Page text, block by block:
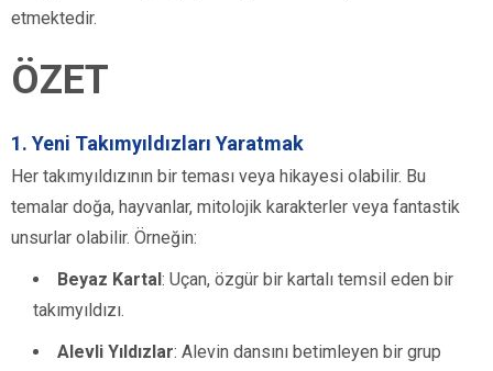
etmektedir.
ÖZET
1. Yeni Takımyıldızları Yaratmak
Her takımyıldızının bir teması veya hikayesi olabilir. Bu
temalar doğa, hayvanlar, mitolojik karakterler veya fantastik
unsurlar olabilir. Örneğin:
Beyaz Kartal : Uçan, özgür bir kartalı temsil eden bir
takımyıldızı.
Alevli Yıldızlar: Alevin dansını betimleyen bir grup